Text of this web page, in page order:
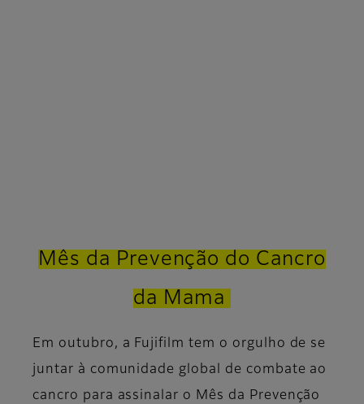
Mês da Prevenção do Cancro
da Mama
Em outubro, a Fujifilm tem o orgulho de se
juntar à comunidade global de combate ao
cancro para assinalar o Mês da Prevenção